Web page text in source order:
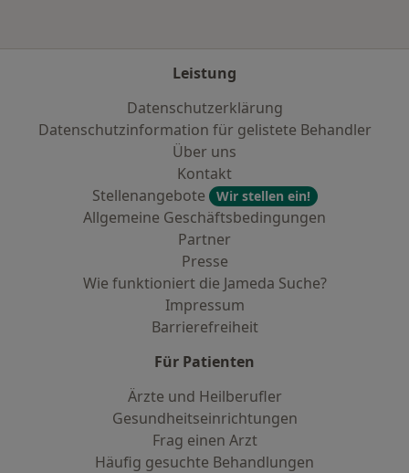
Leistung
Datenschutzerklärung
Datenschutzinformation für gelistete Behandler
Über uns
Kontakt
Stellenangebote
Wir stellen ein!
Allgemeine Geschäftsbedingungen
Partner
Presse
Wie funktioniert die Jameda Suche?
Impressum
Barrierefreiheit
Für Patienten
Ärzte und Heilberufler
Gesundheitseinrichtungen
Frag einen Arzt
Häufig gesuchte Behandlungen